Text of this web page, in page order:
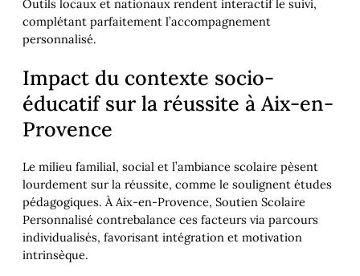
Outils locaux et nationaux rendent interactif le suivi,
complétant parfaitement l’accompagnement
personnalisé.
Impact du contexte socio-
éducatif sur la réussite à Aix-en-
Provence
Le milieu familial, social et l’ambiance scolaire pèsent
lourdement sur la réussite, comme le soulignent études
pédagogiques. À Aix-en-Provence, Soutien Scolaire
Personnalisé contrebalance ces facteurs via parcours
individualisés, favorisant intégration et motivation
intrinsèque.